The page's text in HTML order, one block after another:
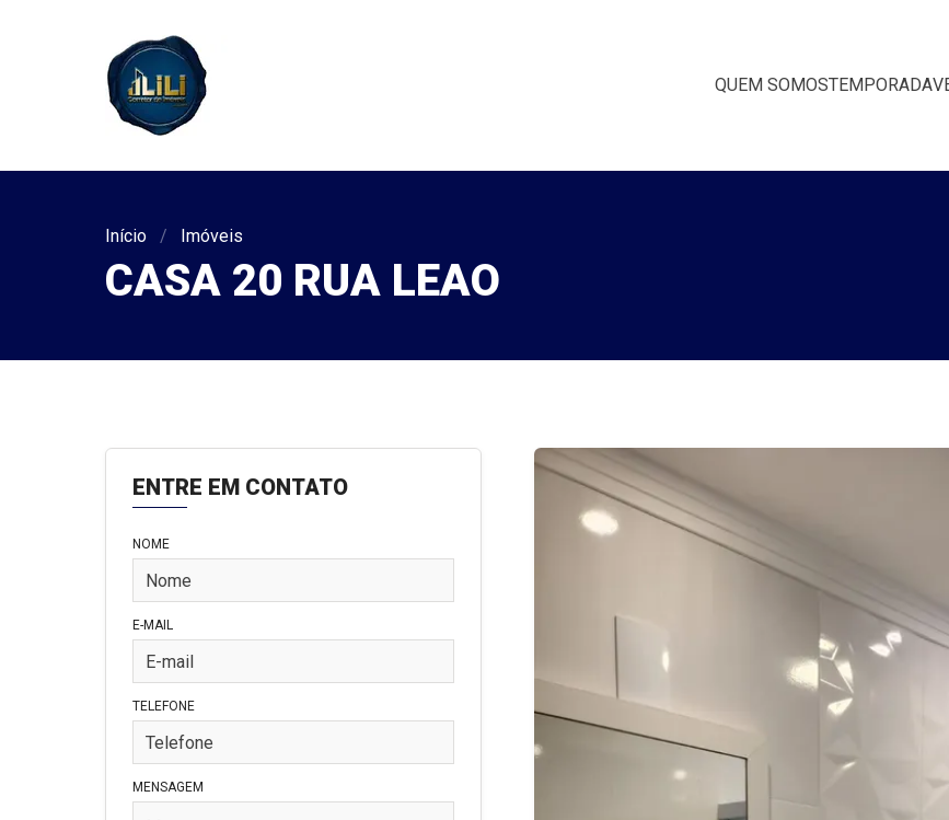
QUEM SOMOSTEMPORADA
Início Imóveis
CASA 20 RUA LEAO
ENTRE EM CONTATO
NOME
E-MAIL
TELEFONE
MENSAGEM